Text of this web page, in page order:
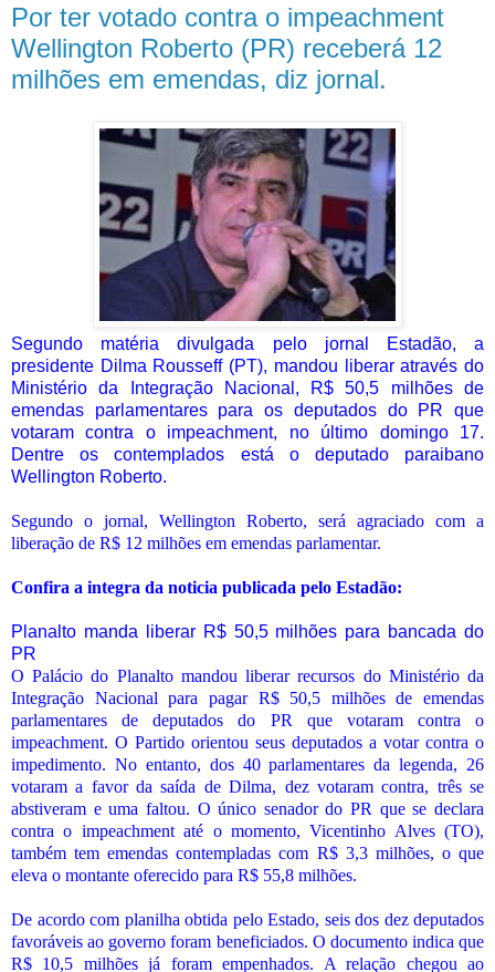
Por ter votado contra o impeachment
Wellington Roberto (PR) receberá 12
milhões em emendas, diz jornal.
Segundo matéria divulgada pelo jornal Estadão, a
presidente Dilma Rousseff (PT), mandou liberar através do
Ministério da Integração Nacional, R$ 50,5 milhões de
emendas parlamentares para os deputados do PR que
votaram contra o impeachment, no último domingo 17.
Dentre os contemplados está o deputado paraibano
Wellington Roberto.
Segundo o jornal, Wellington Roberto, será agraciado com a
liberação de R$ 12 milhões em emendas parlamentar.
Confira a integra da noticia publicada pelo Estadão:
Planalto manda liberar R$ 50,5 milhões para bancada do
PR
O Palácio do Planalto mandou liberar recursos do Ministério da
Integração Nacional para pagar R$ 50,5 milhões de emendas
parlamentares de deputados do PR que votaram contra o
impeachment. O Partido orientou seus deputados a votar contra o
impedimento. No entanto, dos 40 parlamentares da legenda, 26
votaram a favor da saída de Dilma, dez votaram contra, três se
abstiveram e uma faltou. O único senador do PR que se declara
contra o impeachment até o momento, Vicentinho Alves (TO),
também tem emendas contempladas com R$ 3,3 milhões, o que
eleva o montante oferecido para R$ 55,8 milhões.
De acordo com planilha obtida pelo Estado, seis dos dez deputados
favoráveis ao governo foram beneficiados. O documento indica que
R$ 10,5 milhões já foram empenhados. A relação chegou ao